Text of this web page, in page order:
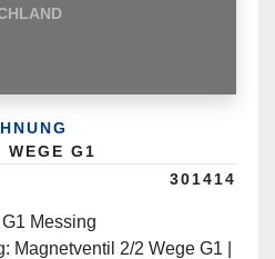
WEGE G1
301414
Messing
Magnetventil 2/2 Wege G1 |